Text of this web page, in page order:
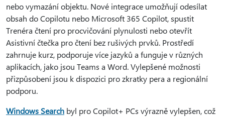
nebo vymazání objektu. Nové integrace umožňují odesílat
obsah do Copilotu nebo Microsoft 365 Copilot, spustit
Trenéra čtení pro procvičování plynulosti nebo otevřít
Asistivní čtečka pro čtení bez rušivých prvků. Prostředí
zahrnuje kurz, podporuje více jazyků a funguje v různých
aplikacích, jako jsou Teams a Word. Vylepšené možnosti
přizpůsobení jsou k dispozici pro zkratky pera a regionální
podporu.
Windows Search byl pro Copilot+ PCs výrazně vylepšen, což